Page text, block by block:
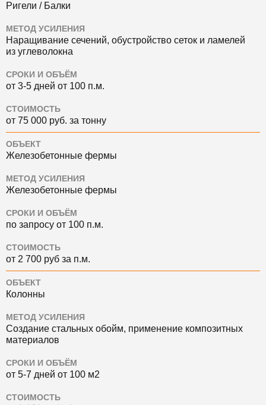
Ригели / Балки
МЕТОД УСИЛЕНИЯ
Наращивание сечений, обустройство сеток и ламелей
из углеволокна
СРОКИ И ОБЪЁМ
от 3-5 дней от 100 п.м.
СТОИМОСТЬ
от 75 000 руб. за тонну
ОБЪЕКТ
Железобетонные фермы
МЕТОД УСИЛЕНИЯ
Железобетонные фермы
СРОКИ И ОБЪЁМ
по запросу от 100 п.м.
СТОИМОСТЬ
от 2 700 руб за п.м.
ОБЪЕКТ
Колонны
МЕТОД УСИЛЕНИЯ
Создание стальных обойм, применение композитных
материалов
СРОКИ И ОБЪЁМ
от 5-7 дней от 100 м2
СТОИМОСТЬ